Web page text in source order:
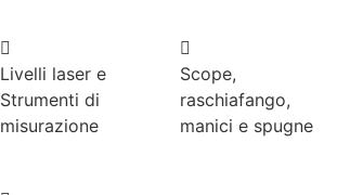
Livelli laser e
Strumenti di
misurazione
Scope,
raschiafango,
manici e spugne